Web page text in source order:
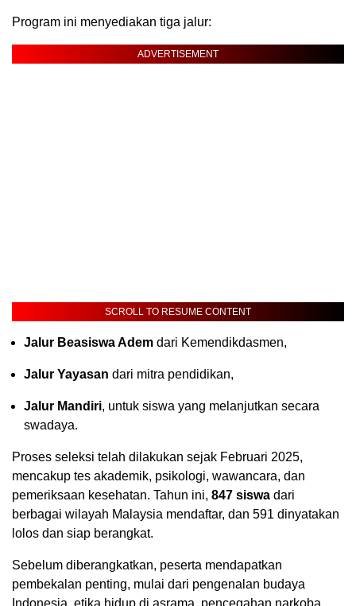
Program ini menyediakan tiga jalur:
ADVERTISEMENT
SCROLL TO RESUME CONTENT
Jalur Beasiswa Adem dari Kemendikdasmen,
Jalur Yayasan dari mitra pendidikan,
Jalur Mandiri, untuk siswa yang melanjutkan secara
swadaya.
Proses seleksi telah dilakukan sejak Februari 2025,
mencakup tes akademik, psikologi, wawancara, dan
pemeriksaan kesehatan. Tahun ini, 847 siswa dari
berbagai wilayah Malaysia mendaftar, dan 591 dinyatakan
lolos dan siap berangkat.
Sebelum diberangkatkan, peserta mendapatkan
pembekalan penting, mulai dari pengenalan budaya
Indonesia, etika hidup di asrama, pencegahan narkoba,